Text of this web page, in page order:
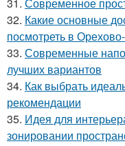
32. Какие основные
посмотреть в
33. Современные
лучших вариантов
34. Как выбрать
рекомендации
35. Идея для
зонировании